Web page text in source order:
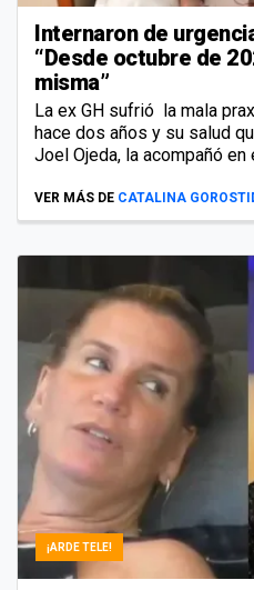
Internaron de
“Desde octubre de
misma”
La ex GH sufrió la mala
hace dos años y su salud
Joel Ojeda, la acompañó
VER MÁS DE CATALINA
¡ARDE TELE!